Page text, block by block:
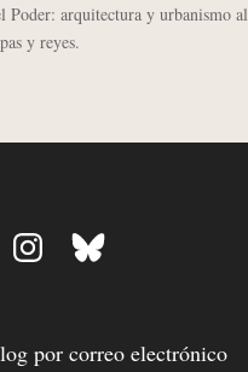
Poder: arquitectura y urbanismo al
y reyes.
InstagramBluesky
por correo electrónico